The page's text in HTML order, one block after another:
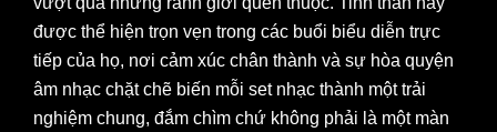
được thể hiện trọn vẹn trong các buổi biểu diễn trực
tiếp của họ, nơi cảm xúc chân thành và sự hòa quyện
âm nhạc chặt chẽ biến mỗi set nhạc thành một trải
nghiệm chung, đắm chìm chứ không phải là một màn